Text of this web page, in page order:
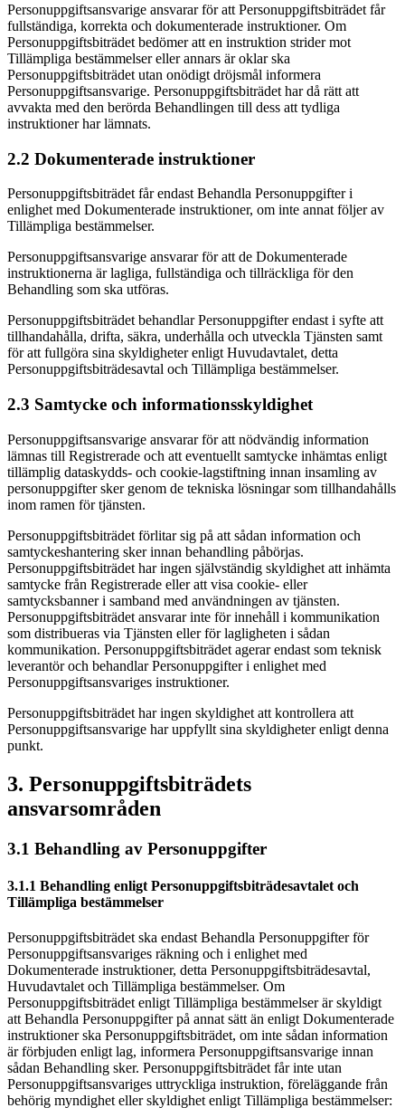
Personuppgiftsansvarige ansvarar för att Personuppgiftsbiträdet får
fullständiga, korrekta och dokumenterade instruktioner. Om
Personuppgiftsbiträdet bedömer att en instruktion strider mot
Tillämpliga bestämmelser eller annars är oklar ska
Personuppgiftsbiträdet utan onödigt dröjsmål informera
Personuppgiftsansvarige. Personuppgiftsbiträdet har då rätt att
avvakta med den berörda Behandlingen till dess att tydliga
instruktioner har lämnats.
2.2 Dokumenterade instruktioner
Personuppgiftsbiträdet får endast Behandla Personuppgifter i
enlighet med Dokumenterade instruktioner, om inte annat följer av
Tillämpliga bestämmelser.
Personuppgiftsansvarige ansvarar för att de Dokumenterade
instruktionerna är lagliga, fullständiga och tillräckliga för den
Behandling som ska utföras.
Personuppgiftsbiträdet behandlar Personuppgifter endast i syfte att
tillhandahålla, drifta, säkra, underhålla och utveckla Tjänsten samt
för att fullgöra sina skyldigheter enligt Huvudavtalet, detta
Personuppgiftsbiträdesavtal och Tillämpliga bestämmelser.
2.3 Samtycke och informationsskyldighet
Personuppgiftsansvarige ansvarar för att nödvändig information
lämnas till Registrerade och att eventuellt samtycke inhämtas enligt
tillämplig dataskydds- och cookie-lagstiftning innan insamling av
personuppgifter sker genom de tekniska lösningar som tillhandahålls
inom ramen för tjänsten.
Personuppgiftsbiträdet förlitar sig på att sådan information och
samtyckeshantering sker innan behandling påbörjas.
Personuppgiftsbiträdet har ingen självständig skyldighet att inhämta
samtycke från Registrerade eller att visa cookie- eller
samtycksbanner i samband med användningen av tjänsten.
Personuppgiftsbiträdet ansvarar inte för innehåll i kommunikation
som distribueras via Tjänsten eller för lagligheten i sådan
kommunikation. Personuppgiftsbiträdet agerar endast som teknisk
leverantör och behandlar Personuppgifter i enlighet med
Personuppgiftsansvariges instruktioner.
Personuppgiftsbiträdet har ingen skyldighet att kontrollera att
Personuppgiftsansvarige har uppfyllt sina skyldigheter enligt denna
punkt.
3. Personuppgiftsbiträdets
ansvarsområden
3.1 Behandling av Personuppgifter
3.1.1 Behandling enligt Personuppgiftsbiträdesavtalet och
Tillämpliga bestämmelser
Personuppgiftsbiträdet ska endast Behandla Personuppgifter för
Personuppgiftsansvariges räkning och i enlighet med
Dokumenterade instruktioner, detta Personuppgiftsbiträdesavtal,
Huvudavtalet och Tillämpliga bestämmelser. Om
Personuppgiftsbiträdet enligt Tillämpliga bestämmelser är skyldigt
att Behandla Personuppgifter på annat sätt än enligt Dokumenterade
instruktioner ska Personuppgiftsbiträdet, om inte sådan information
är förbjuden enligt lag, informera Personuppgiftsansvarige innan
sådan Behandling sker. Personuppgiftsbiträdet får inte utan
Personuppgiftsansvariges uttryckliga instruktion, föreläggande från
behörig myndighet eller skyldighet enligt Tillämpliga bestämmelser: